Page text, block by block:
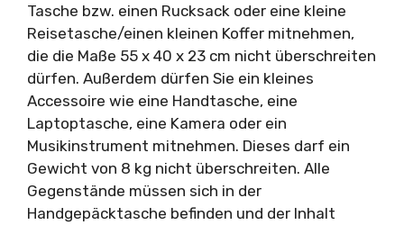
Tasche bzw. einen Rucksack oder eine kleine
Reisetasche/einen kleinen Koffer mitnehmen,
die die Maße 55 x 40 x 23 cm nicht überschreiten
dürfen. Außerdem dürfen Sie ein kleines
Accessoire wie eine Handtasche, eine
Laptoptasche, eine Kamera oder ein
Musikinstrument mitnehmen. Dieses darf ein
Gewicht von 8 kg nicht überschreiten. Alle
Gegenstände müssen sich in der
Handgepäcktasche befinden und der Inhalt